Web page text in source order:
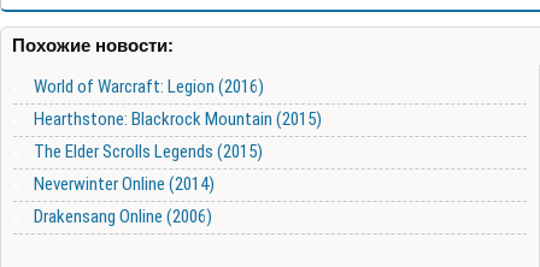
Похожие новости:
World of Warcraft: Legion (2016)
Hearthstone: Blackrock Mountain (2015)
The Elder Scrolls Legends (2015)
Neverwinter Online (2014)
Drakensang Online (2006)